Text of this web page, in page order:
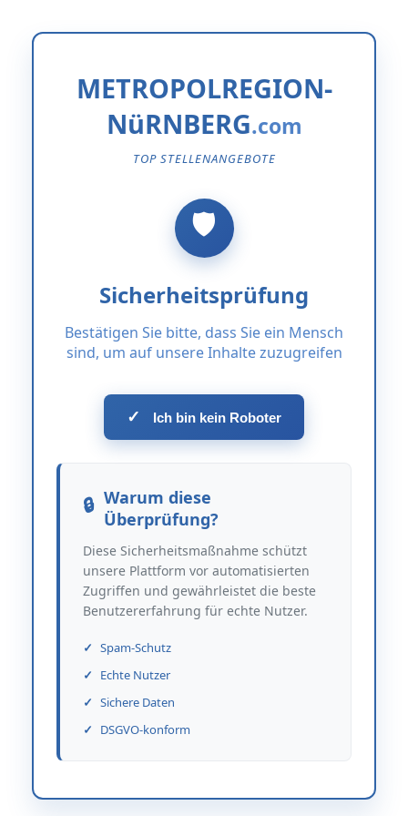
METROPOLREGION-
NüRNBERG
TOP STELLENANGEBOTE
Sicherheitsprüfung
Bestätigen Sie bitte, dass Sie ein Mensch
sind, um auf unsere Inhalte zuzugreifen
✓ Ich bin kein Roboter
Warum diese
Überprüfung?
Diese Sicherheitsmaßnahme schützt
unsere Plattform vor automatisierten
Zugriffen und gewährleistet die beste
Benutzererfahrung für echte Nutzer.
Spam-Schutz
Echte Nutzer
Sichere Daten
DSGVO-konform